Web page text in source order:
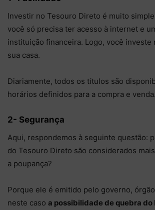
Investir no Tesouro Direto é muito
você só precisa ter acesso à internet e
instituição financeira. Logo, você investe
sua casa.
Diariamente, todos os títulos são
horários definidos para a compra e venda.
2- Segurança
Aqui, respondemos à seguinte questão:
do Tesouro Direto são considerados
a poupança?
Porque ele é emitido pelo governo,
neste caso a possibilidade de quebra do